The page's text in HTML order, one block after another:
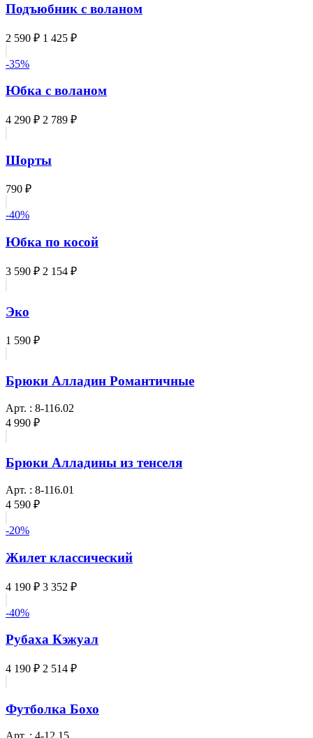
Подъюбник с воланом
2 590 ₽ 1 425 ₽
-35%
Юбка с воланом
4 290 ₽ 2 789 ₽
Шорты
790 ₽
-40%
Юбка по косой
3 590 ₽ 2 154 ₽
Эко
1 590 ₽
Брюки Алладин Романтичные
Арт. : 8-116.02
4 990 ₽
Брюки Алладины из тенселя
Арт. : 8-116.01
4 590 ₽
-20%
Жилет классический
4 190 ₽ 3 352 ₽
-40%
Рубаха Кэжуал
4 190 ₽ 2 514 ₽
Футболка Бохо